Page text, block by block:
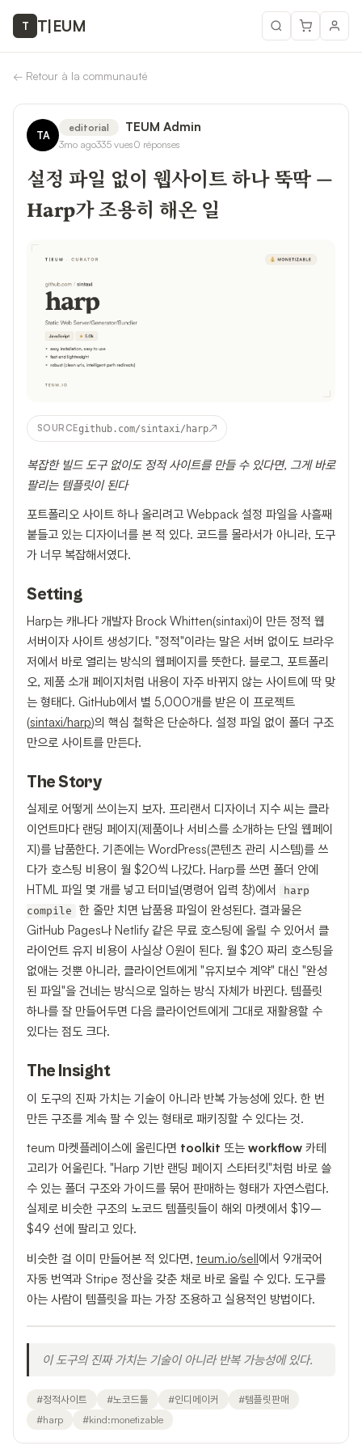
T T|EUM
← Retour à la communauté
TA
editorial TEUM Admin
3mo ago335vues0 réponses
설정 파일 없이 웹사이트 하나 뚝딱 —
Harp가 조용히 해온 일
SOURCEgithub.com/sintaxi/harp↗
복잡한 빌드 도구 없이도 정적 사이트를 만들 수 있다면, 그게 바로
팔리는 템플릿이 된다
포트폴리오 사이트 하나 올리려고 Webpack 설정 파일을 사흘째
붙들고 있는 디자이너를 본 적 있다. 코드를 몰라서가 아니라, 도구
가 너무 복잡해서였다.
Setting
Harp는 캐나다 개발자 Brock Whitten(sintaxi)이 만든 정적 웹
서버이자 사이트 생성기다. "정적"이라는 말은 서버 없이도 브라우
저에서 바로 열리는 방식의 웹페이지를 뜻한다. 블로그, 포트폴리
오, 제품 소개 페이지처럼 내용이 자주 바뀌지 않는 사이트에 딱 맞
는 형태다. GitHub에서 별 5,000개를 받은 이 프로젝트
(sintaxi/harp)의 핵심 철학은 단순하다. 설정 파일 없이 폴더 구조
만으로 사이트를 만든다.
The Story
실제로 어떻게 쓰이는지 보자. 프리랜서 디자이너 지수 씨는 클라
이언트마다 랜딩 페이지(제품이나 서비스를 소개하는 단일 웹페이
지)를 납품한다. 기존에는 WordPress(콘텐츠 관리 시스템)를 쓰
다가 호스팅 비용이 월 $20씩 나갔다. Harp를 쓰면 폴더 안에
HTML 파일 몇 개를 넣고 터미널(명령어 입력 창)에서
harp
compile
한 줄만 치면 납품용 파일이 완성된다. 결과물은
GitHub Pages나 Netlify 같은 무료 호스팅에 올릴 수 있어서 클
라이언트 유지 비용이 사실상 0원이 된다. 월 $20 짜리 호스팅을
없애는 것뿐 아니라, 클라이언트에게 "유지보수 계약" 대신 "완성
된 파일"을 건네는 방식으로 일하는 방식 자체가 바뀐다. 템플릿
하나를 잘 만들어두면 다음 클라이언트에게 그대로 재활용할 수
있다는 점도 크다.
The Insight
이 도구의 진짜 가치는 기술이 아니라 반복 가능성에 있다. 한 번
만든 구조를 계속 팔 수 있는 형태로 패키징할 수 있다는 것.
teum 마켓플레이스에 올린다면 toolkit 또는 workflow 카테
고리가 어울린다. "Harp 기반 랜딩 페이지 스타터킷"처럼 바로 쓸
수 있는 폴더 구조와 가이드를 묶어 판매하는 형태가 자연스럽다.
실제로 비슷한 구조의 노코드 템플릿들이 해외 마켓에서 $19–
$49 선에 팔리고 있다.
비슷한 걸 이미 만들어본 적 있다면, teum.io/sell에서 9개국어
자동 번역과 Stripe 정산을 갖춘 채로 바로 올릴 수 있다. 도구를
아는 사람이 템플릿을 파는 가장 조용하고 실용적인 방법이다.
이 도구의 진짜 가치는 기술이 아니라 반복 가능성에 있다.
#정적사이트 #노코드툴 #인디메이커 #템플릿판매
#harp #kind:monetizable